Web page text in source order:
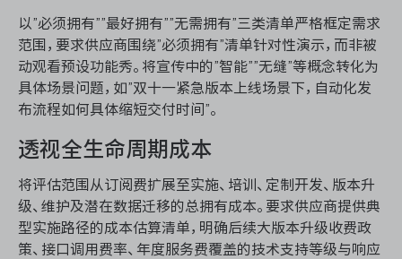
以”必须拥有””最好拥有””无需拥有”三类清单严格框定需求
范围，要求供应商围绕”必须拥有”清单针对性演示，而非被
动观看预设功能秀。将宣传中的”智能””无缝”等概念转化为
具体场景问题，如”双十一紧急版本上线场景下，自动化发
布流程如何具体缩短交付时间”。
透视全生命周期成本
将评估范围从订阅费扩展至实施、培训、定制开发、版本升
级、维护及潜在数据迁移的总拥有成本。要求供应商提供典
型实施路径的成本估算清单，明确后续大版本升级收费政
策、接口调用费率、年度服务费覆盖的技术支持等级与响应